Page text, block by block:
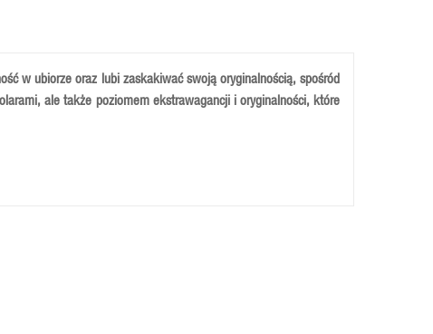
w ubiorze oraz lubi zaskakiwać swoją oryginalnością, spośród
ale także poziomem ekstrawagancji i oryginalności, które
i idealne dopasowanie do stopy. Dzieki zastosowaniu przy jej